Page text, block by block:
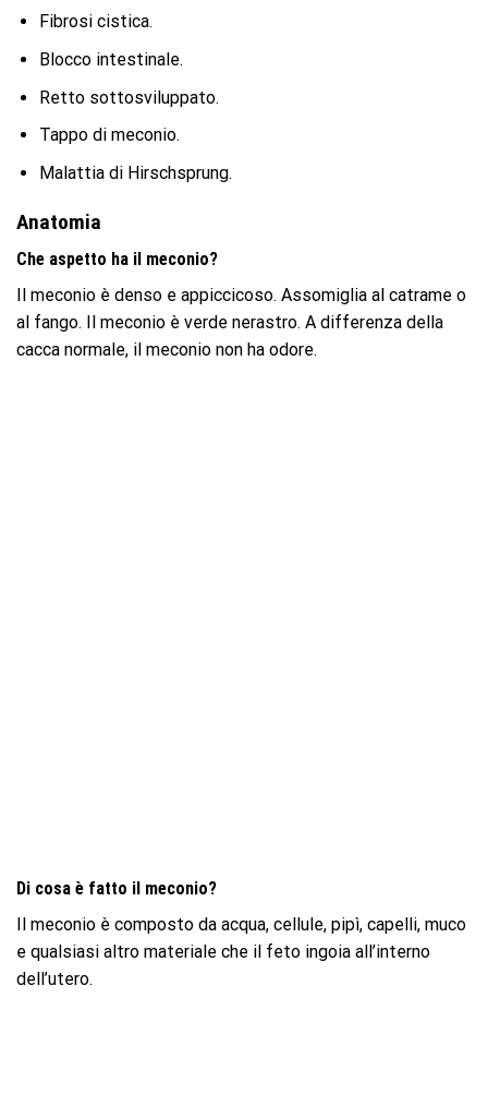
Fibrosi cistica.
Blocco intestinale.
Retto sottosviluppato.
Tappo di meconio.
Malattia di Hirschsprung.
Anatomia
Che aspetto ha il meconio?
Il meconio è denso e appiccicoso. Assomiglia al catrame o
al fango. Il meconio è verde nerastro. A differenza della
cacca normale, il meconio non ha odore.
Di cosa è fatto il meconio?
Il meconio è composto da acqua, cellule, pipì, capelli, muco
e qualsiasi altro materiale che il feto ingoia all’interno
dell’utero.